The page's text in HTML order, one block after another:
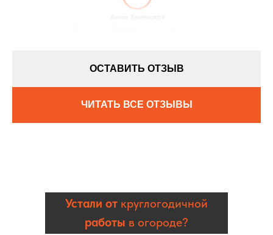
ОСТАВИТЬ ОТЗЫВ
ЧИТАТЬ ВСЕ ОТЗЫВЫ
Устали от круглогодичной
работы в огороде?